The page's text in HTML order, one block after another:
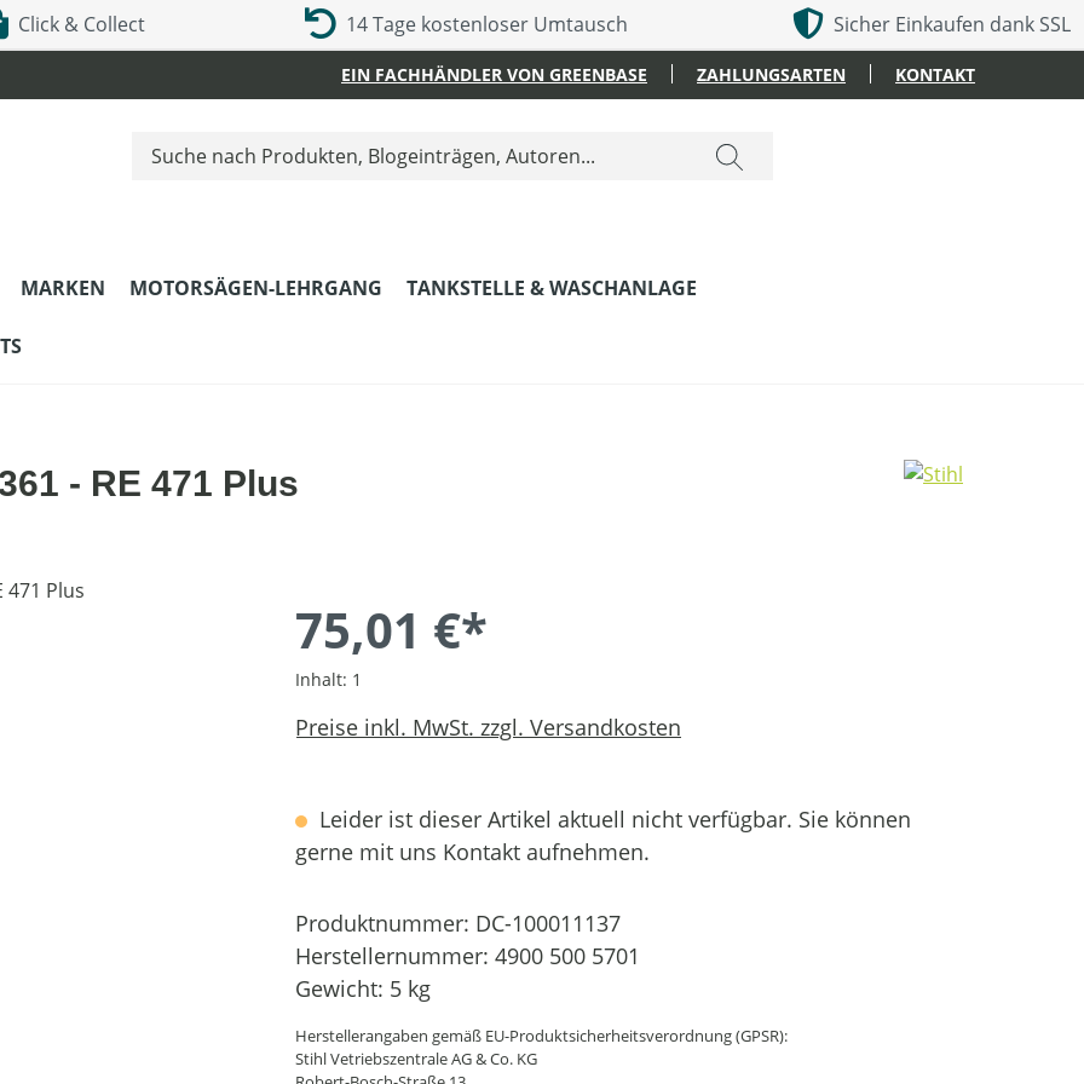
Click & Collect 14 Tage kostenloser Umtausch Sicher Einkaufen dank SSL
EIN FACHHÄNDLER VON GREENBASE ZAHLUNGSARTEN KONTAKT
MARKEN MOTORSÄGEN-LEHRGANG TANKSTELLE & WASCHANLAGE
- RE 471 Plus
75,01 €*
Inhalt: 1
Preise inkl. MwSt. zzgl. Versandkosten
Leider ist dieser Artikel aktuell nicht verfügbar. Sie können
gerne mit uns Kontakt aufnehmen.
Produktnummer: DC-100011137
Herstellernummer: 4900 500 5701
Gewicht: 5 kg
Herstellerangaben gemäß EU-Produktsicherheitsverordnung (GPSR):
Stihl Vetriebszentrale AG & Co. KG